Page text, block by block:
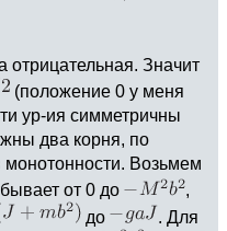
отрицательная. Значит
(положение 0 у меня
ур-ия симметричны
два корня, по
монотонности. Возьмем
от 0 до
до
. Для